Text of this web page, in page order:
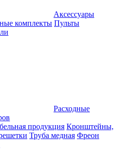
Аксессуары
комплекты Пульты
Расходные
продукция Кронштейны,
Труба медная Фреон